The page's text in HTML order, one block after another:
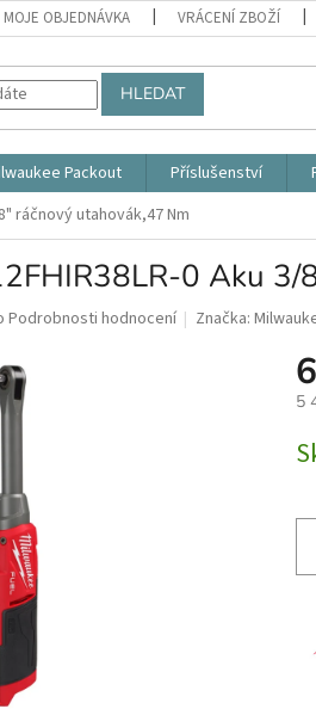
MOJE OBJEDNÁVKA VRÁCENÍ ZBOŽÍ
HLEDAT
Packout Příslušenství
8" ráčnový utahovák,47 Nm
0 Aku
Podrobnosti hodnocení Značka:
5